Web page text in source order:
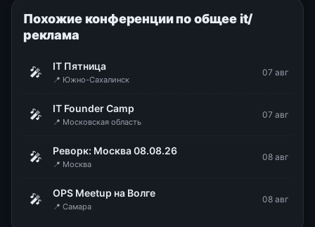
Похожие конференции по общее it/
реклама
🎤 IT Пятница
📍 Южно-Сахалинск
07 авг
🎤 IT Founder Camp
📍 Московская область
07 авг
🎤 Реворк: Москва 08.08.26
📍 Москва
08 авг
🎤 OPS Meetup на Волге
📍 Самара
08 авг